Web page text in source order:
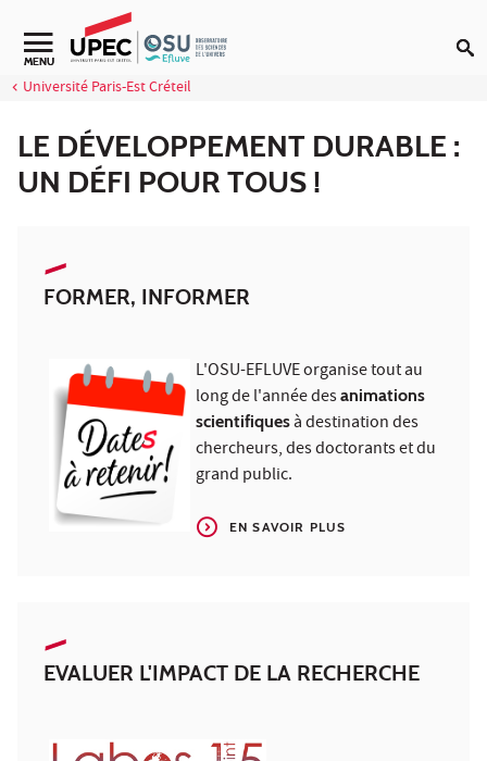
Aller au contenu
Navigation secondaire
MENU
Université Paris-Est Créteil
LE DÉVELOPPEMENT DURABLE :
UN DÉFI POUR TOUS !
FORMER, INFORMER
L'OSU-EFLUVE organise tout au
long de l'année desanimations
scientifiquesà destination des
chercheurs, des doctorants et du
grand public.
EN SAVOIR PLUS
EVALUER L'IMPACT DE LA RECHERCHE